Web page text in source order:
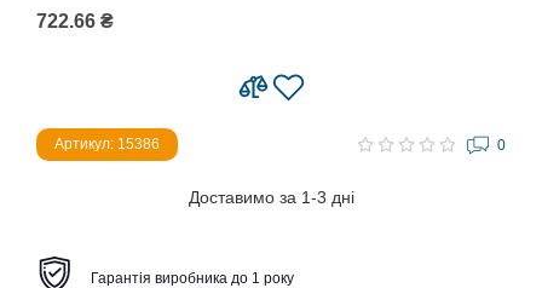
722.66 ₴
Артикул: 15386 0
Доставимо за 1-3 дні
Гарантія виробника до 1 року